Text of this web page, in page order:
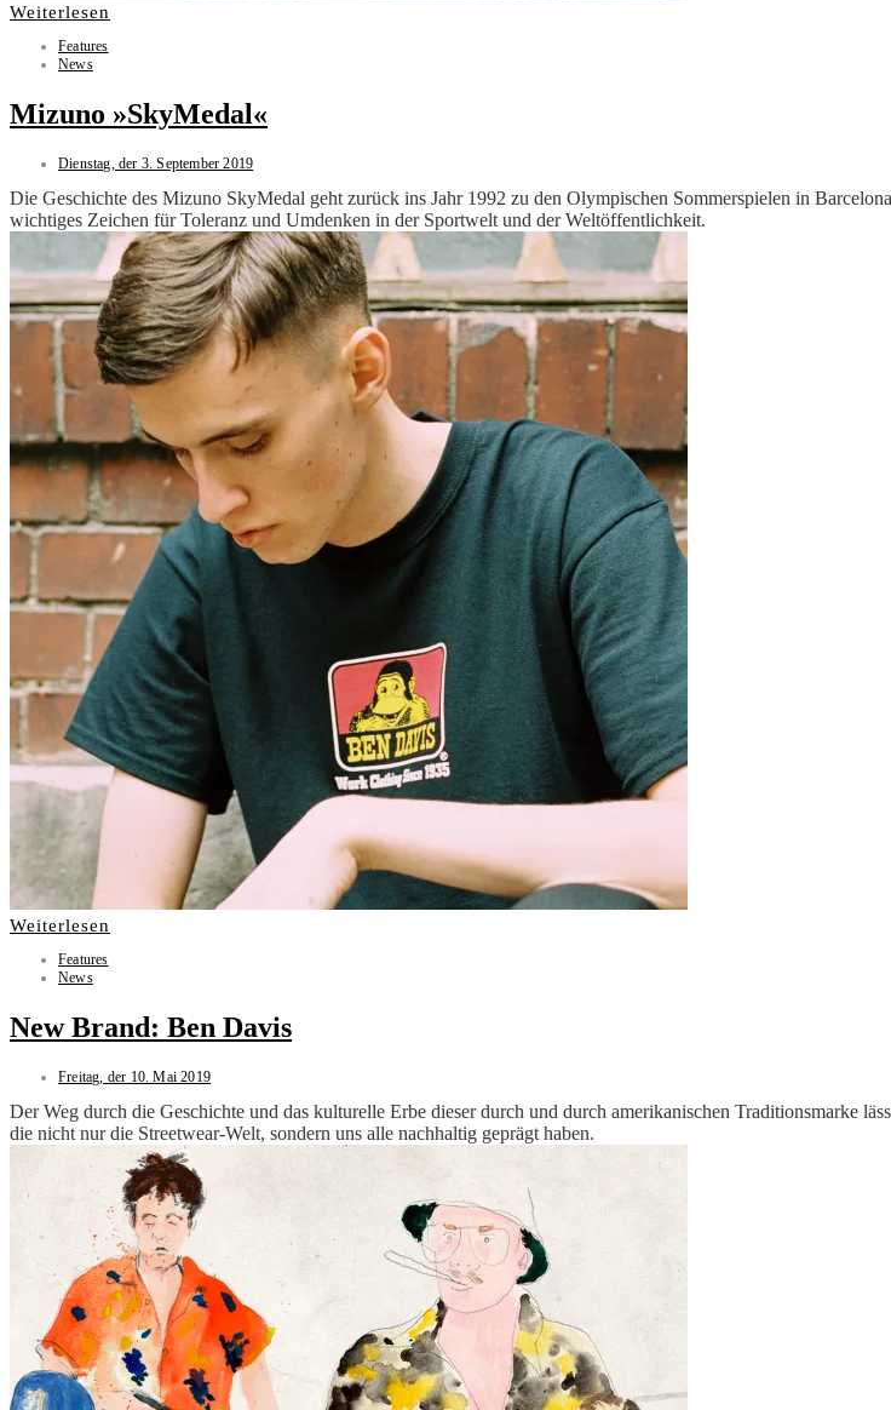
Weiterlesen
Features
News
Mizuno »SkyMedal«
Dienstag, der 3. September 2019
Die Geschichte des Mizuno SkyMedal geht zurück ins Jahr 1992 zu den Olympischen Sommerspielen in
wichtiges Zeichen für Toleranz und Umdenken in der Sportwelt und der Weltöffentlichkeit.
Weiterlesen
Features
News
New Brand: Ben Davis
Freitag, der 10. Mai 2019
Der Weg durch die Geschichte und das kulturelle Erbe dieser durch und durch amerikanischen Traditionsmarke
die nicht nur die Streetwear-Welt, sondern uns alle nachhaltig geprägt haben.